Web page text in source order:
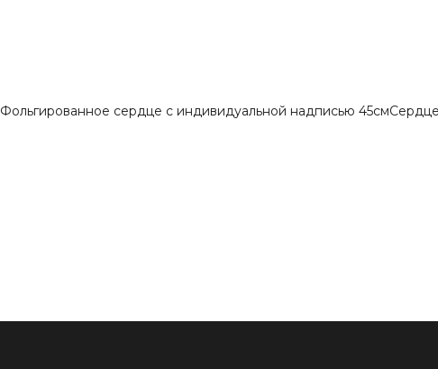
Фольгированное сердце с индивидуальной надписью 45см